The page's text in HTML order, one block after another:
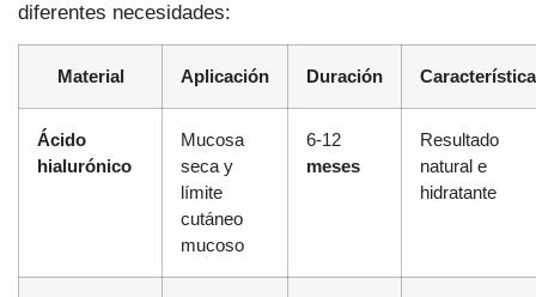
diferentes necesidades:
Material Aplicación Duración
Ácido
hialurónico
Mucosa
seca y
límite
cutáneo
mucoso
6-12
meses
Resultado
natural e
hidratante